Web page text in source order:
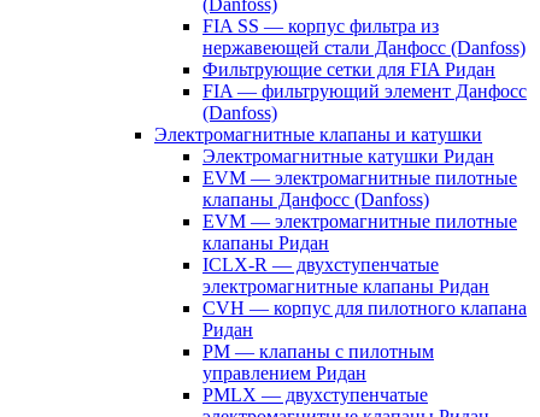
(Danfoss)
FIA SS — корпус фильтра из
нержавеющей стали Данфосс (Danfoss)
Фильтрующие сетки для FIA Ридан
FIA — фильтрующий элемент Данфосс
(Danfoss)
Электромагнитные клапаны и катушки
Электромагнитные катушки Ридан
EVM — электромагнитные пилотные
клапаны Данфосс (Danfoss)
EVM — электромагнитные пилотные
клапаны Ридан
ICLX-R — двухступенчатые
электромагнитные клапаны Ридан
CVH — корпус для пилотного клапана
Ридан
PM — клапаны с пилотным
управлением Ридан
PMLX — двухступенчатые